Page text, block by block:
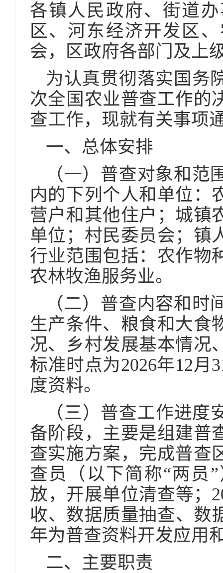
各镇人民政府、街道
区、河东经济开发区
会，区政府各部门及上
为认真贯彻落实国务
次全国农业普查工作的
查工作，现就有关事项
一、总体安排
（一）普查对象和
内的下列个人和单位：
营户和其他住户；城镇
单位；村民委员会；镇
行业范围包括：农作物
农林牧渔服务业。
（二）普查内容和
生产条件、粮食和大食
况、乡村发展基本情况
标准时点为2026年12月
度资料。
（三）普查工作进度
备阶段，主要是组建普
查实施方案，完成普查
查员（以下简称“两员
放，开展单位清查等；
收、数据质量抽查、数
年为普查资料开发应用
二、主要职责